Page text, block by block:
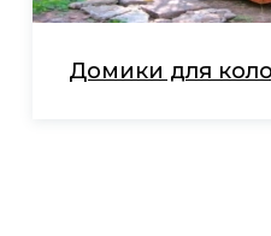
Домики для